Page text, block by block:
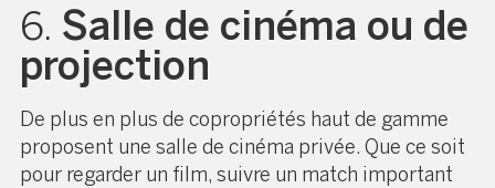
6. Salle de cinéma ou de
projection
De plus en plus de copropriétés haut de gamme
proposent une salle de cinéma privée. Que ce soit
pour regarder un film, suivre un match important